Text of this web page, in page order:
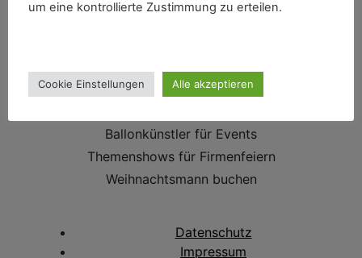
Mobil:0162 63 999 63
Bauchredner in Bottrop
Ballonkünstler für Events
Themenshows für Firmenfeiern
Weihnachtsmann buchen
Datenschutz
Impressum
um eine kontrollierte Zustimmung zu erteilen.
Cookie Einstellungen Alle akzeptieren